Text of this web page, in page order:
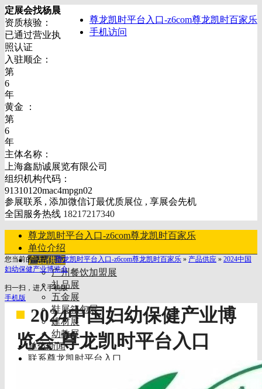
尊龙凯时平台入口-z6com尊龙凯时百家乐
手机访问
定展会找杨晨
资质核验：
已通过营业执
照认证
入驻顺企：
第
6
年
黄金 ：
第
6
年
主体名称：
上海鑫励诚展览有限公司
组织机构代码：
91310120mac4mpgn02
参展联系 , 添加微信订最优质展位 , 享展会先机
全国服务热线 18217217340
尊龙凯时平台入口-z6com尊龙凯时百家乐
单位介绍
产品供应
广州餐饮加盟展
礼品展
五金展
鞋展箱包展
建材展
幼教展
单位新闻
联系尊龙凯时平台入口
您当前的位置：尊龙凯时平台入口-z6com尊龙凯时百家乐 » 产品供应 » 2024中国
妇幼保健产业博览会
扫一扫，进入手机版
手机版
2024中国妇幼保健产业博
览会-尊龙凯时平台入口